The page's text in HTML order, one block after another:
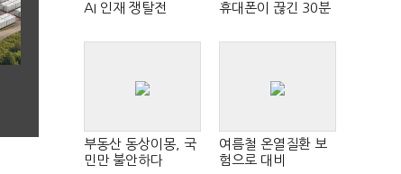
AI 인재 쟁탈전 휴대폰이 끊긴 30분
부동산 동상이몽, 국
민만 불안하다
여름철 온열질환 보
험으로 대비